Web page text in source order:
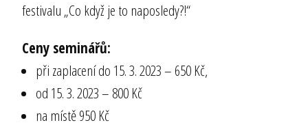
festivalu „Co když je to naposledy?!“
Ceny seminářů:
při zaplacení do 15. 3. 2023 – 650 Kč,
od 15. 3. 2023 – 800 Kč
na místě 950 Kč